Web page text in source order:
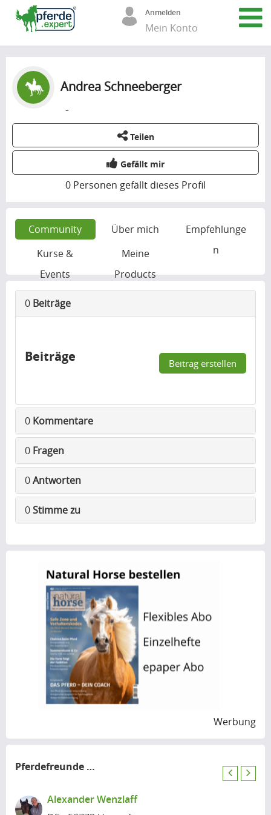
Anmelden
Mein Konto
Andrea Schneeberger
-
Teilen
Gefällt mir
0 Personen gefällt dieses Profil
Community Über mich
Empfehlunge
n
Kurse &
Events
Meine
Products
0 Beiträge
Beiträge Beitrag erstellen
0 Kommentare
0 Fragen
0Antworten
0Stimme zu
Werbung
Pferdefreunde
in der Nähe
Alexander Wenzlaff
P
N